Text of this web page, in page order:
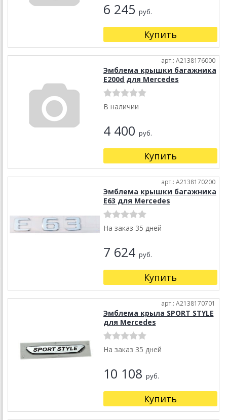
6 245 руб.
Купить
арт.: A2138176000
Эмблема крышки багажника
E200d для Mercedes
В наличии
4 400 руб.
Купить
арт.: A2138170200
Эмблема крышки багажника
E63 для Mercedes
На заказ 35 дней
7 624 руб.
Купить
арт.: A2138170701
Эмблема крыла SPORT STYLE
для Mercedes
На заказ 35 дней
10 108 руб.
Купить